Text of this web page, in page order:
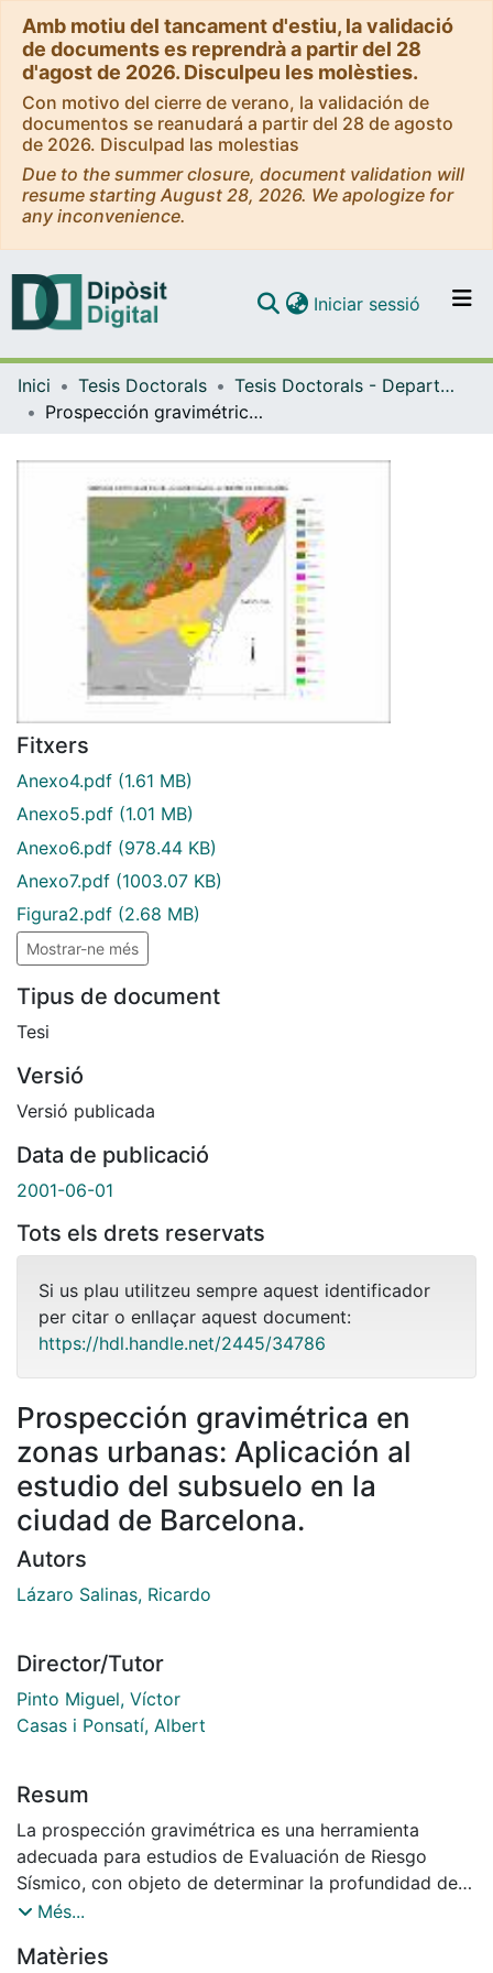
Amb motiu del tancament d'estiu, la validació
de documents es reprendrà a partir del 28
d'agost de 2026. Disculpeu les molèsties.
Con motivo del cierre de verano, la validación de
documentos se reanudará a partir del 28 de agosto
de 2026. Disculpad las molestias
Due to the summer closure, document validation will
resume starting August 28, 2026. We apologize for
any inconvenience.
Navega per tot el DD
Iniciar sessió (current)
Inici Tesis Doctorals
Tesis Doctorals - Departament - Geoquímica, Petrologia i Prospecció Geològica
Prospección gravimétrica en zonas urbanas: Aplicación al estudio del subsuelo en la ciudad de Barcelona.
Fitxers
Anexo4.pdf (1.61 MB)
Anexo5.pdf (1.01 MB)
Anexo6.pdf (978.44 KB)
Anexo7.pdf (1003.07 KB)
Figura2.pdf (2.68 MB)
Mostrar-ne més
Tipus de document
Tesi
Versió
Versió publicada
Data de publicació
2001-06-01
Tots els drets reservats
Si us plau utilitzeu sempre aquest identificador
per citar o enllaçar aquest document:
https://hdl.handle.net/2445/34786
Prospección gravimétrica en
zonas urbanas: Aplicación al
estudio del subsuelo en la
ciudad de Barcelona.
Autors
Lázaro Salinas, Ricardo
Director/Tutor
Pinto Miguel, Víctor
Casas i Ponsatí, Albert
Resum
La prospección gravimétrica es una herramienta
adecuada para estudios de Evaluación de Riesgo
Sísmico, con objeto de determinar la profundidad de
un basamento rocoso, especialmente en zonas
en este medio a la precisión de toma y procesamiento
Més...
Matèries